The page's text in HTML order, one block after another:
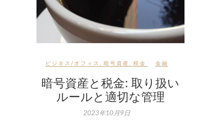
ビジネス/オフィス 暗号資産 税金 金融
暗号資産と税金: 取り扱い
ルールと適切な管理
2023年10月9日